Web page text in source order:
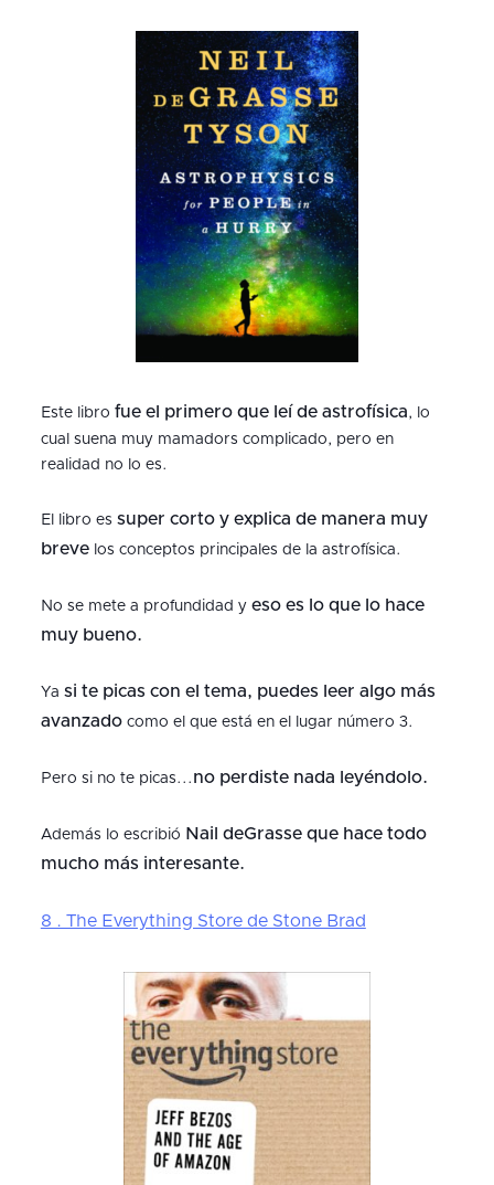
Este libro fue el primero que leí de astrofísica, lo
cual suena muy mamadors complicado, pero en
realidad no lo es.
El libro es super corto y explica de manera muy
brevelos conceptos principales de la astrofísica.
No se mete a profundidad y eso es lo que lo hace
muy bueno.
Ya si te picas con el tema, puedes leer algo más
avanzadocomo el que está en el lugar número 3.
Pero si no te picas... no perdiste nada leyéndolo.
Además lo escribió Nail deGrasse que hace todo
mucho más interesante.
8 . The Everything Store de Stone Brad